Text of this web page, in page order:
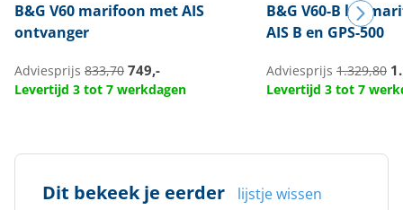
B&G V60 marifoon met AIS
ontvanger
Adviesprijs 833,70 749,-
Levertijd 3 tot 7 werkdagen
B&G V60-B kit
AIS B en GPS-500
Adviesprijs 1.329,80
Levertijd 3 tot 7
Dit bekeek je eerder lijstje wissen